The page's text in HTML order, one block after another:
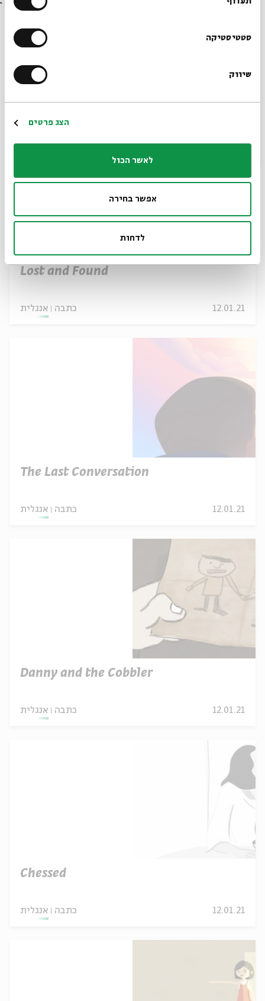
סטטיסטיקה
שיווק
הצג פרטים
לאשר הכול
אפשר בחירה
לדחות
If only you were beside me
Lost and Found
אנגלית כתבה 12.01.21
The Last Conversation
אנגלית כתבה 12.01.21
Danny and the Cobbler
אנגלית כתבה 12.01.21
Chessed
אנגלית כתבה 12.01.21